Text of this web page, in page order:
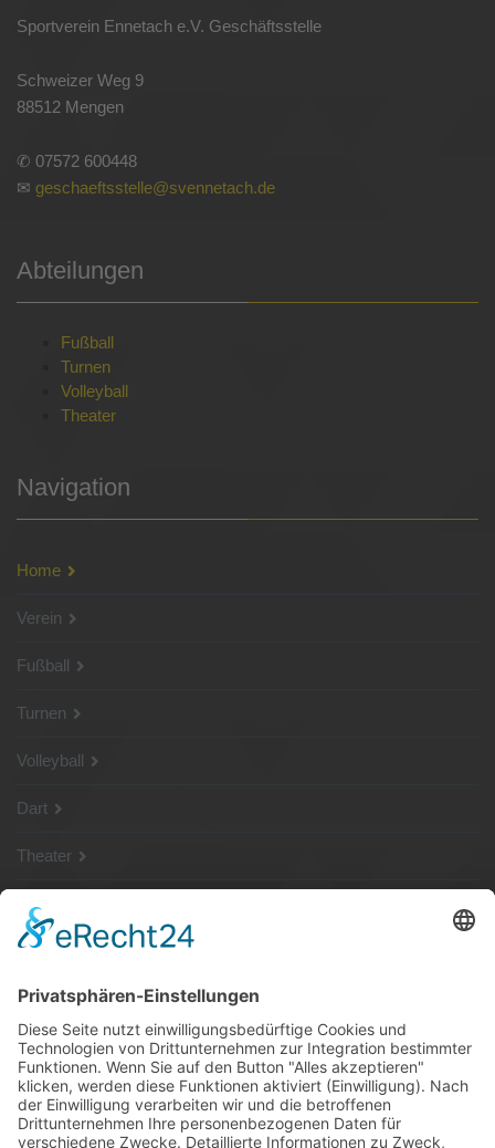
Sportverein Ennetach e.V. Geschäftsstelle
Schweizer Weg 9
88512 Mengen
✆ 07572 600448
✉ geschaeftsstelle@svennetach.de
Abteilungen
Fußball
Turnen
Volleyball
Theater
Navigation
Home
Verein
Fußball
Turnen
Volleyball
Dart
Theater
SG Shop
Sponsoren
Kontakt
Social Media